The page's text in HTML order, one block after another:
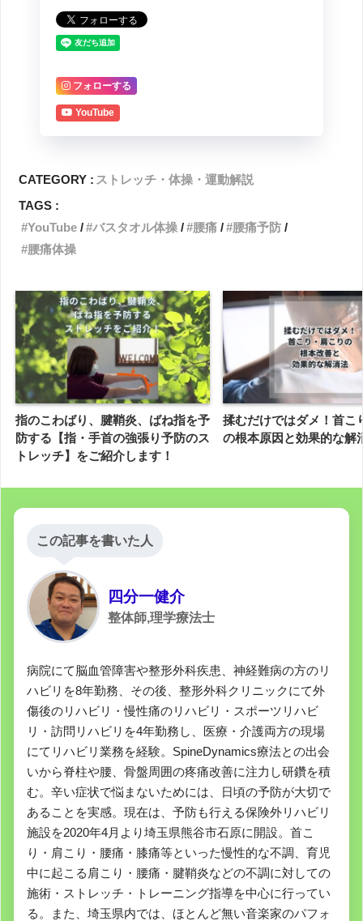
フォローする
YouTube
CATEGORY : ストレッチ・体操・運動解説
TAGS :
YouTube
バスタオル体操 腰痛
腰痛予防
腰痛体操
指のこわばり、腱鞘炎、ばね指を予
防する【指・手首の強張り予防のス
トレッチ】をご紹介します！
揉むだけではダメ！首こ
の根本原因と効果的な解
この記事を書いた人
四分一健介
整体師,理学療法士
病院にて脳血管障害や整形外科疾患、神経難病の方のリ
ハビリを8年勤務、その後、整形外科クリニックにて外
傷後のリハビリ・慢性痛のリハビリ・スポーツリハビ
リ・訪問リハビリを4年勤務し、医療・介護両方の現場
にてリハビリ業務を経験。SpineDynamics療法との出会
いから脊柱や腰、骨盤周囲の疼痛改善に注力し研鑽を積
む。辛い症状で悩まないためには、日頃の予防が大切で
あることを実感。現在は、予防も行える保険外リハビリ
施設を2020年4月より埼玉県熊谷市石原に開設。首こ
り・肩こり・腰痛・膝痛等といった慢性的な不調、育児
中に起こる肩こり・腰痛・腱鞘炎などの不調に対しての
施術・ストレッチ・トレーニング指導を中心に行ってい
る。また、埼玉県内では、ほとんど無い音楽家のパフォ